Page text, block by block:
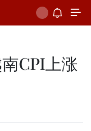
CPI上涨